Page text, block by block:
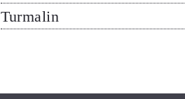
Turmalin